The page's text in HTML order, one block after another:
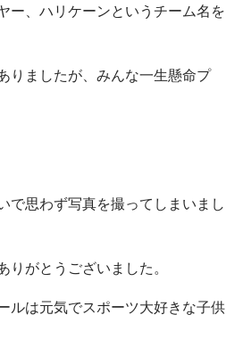
ー、ハリケーンというチーム名を
りましたが、みんな一生懸命プ
で思わず写真を撮ってしまいまし
がとうございました。
ルは元気でスポーツ大好きな子供